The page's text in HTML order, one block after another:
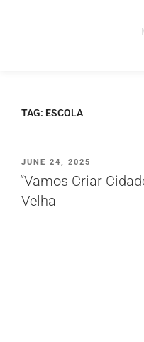
TAG: ESCOLA
PUBLICADO
EM
JUNE 24, 2025
“Vamos Criar
Velha